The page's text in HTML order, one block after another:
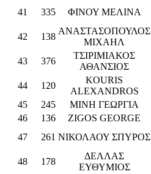
41 335 ΦΙΝΟΥ ΜΕΛΙΝΑ
42 138
ΑΝΑΣΤΑΣΟΠΟΥΛΟΣ
ΜΙΧΑΗΛ
43 376
ΤΣΙΡΙΜΙΑΚΟΣ
ΑΘΑΝΣΙΟΣ
44 120
KOURIS
ALEXANDROS
45
245 ΜΙΝΗ ΓΕΩΡΓΙΑ
46
136 ZIGOS GEORGE
47
261 ΝΙΚΟΛΑΟΥ ΣΠΥΡΟΣ
48 178
ΔΕΛΛΑΣ
ΕΥΘΥΜΙΟΣ